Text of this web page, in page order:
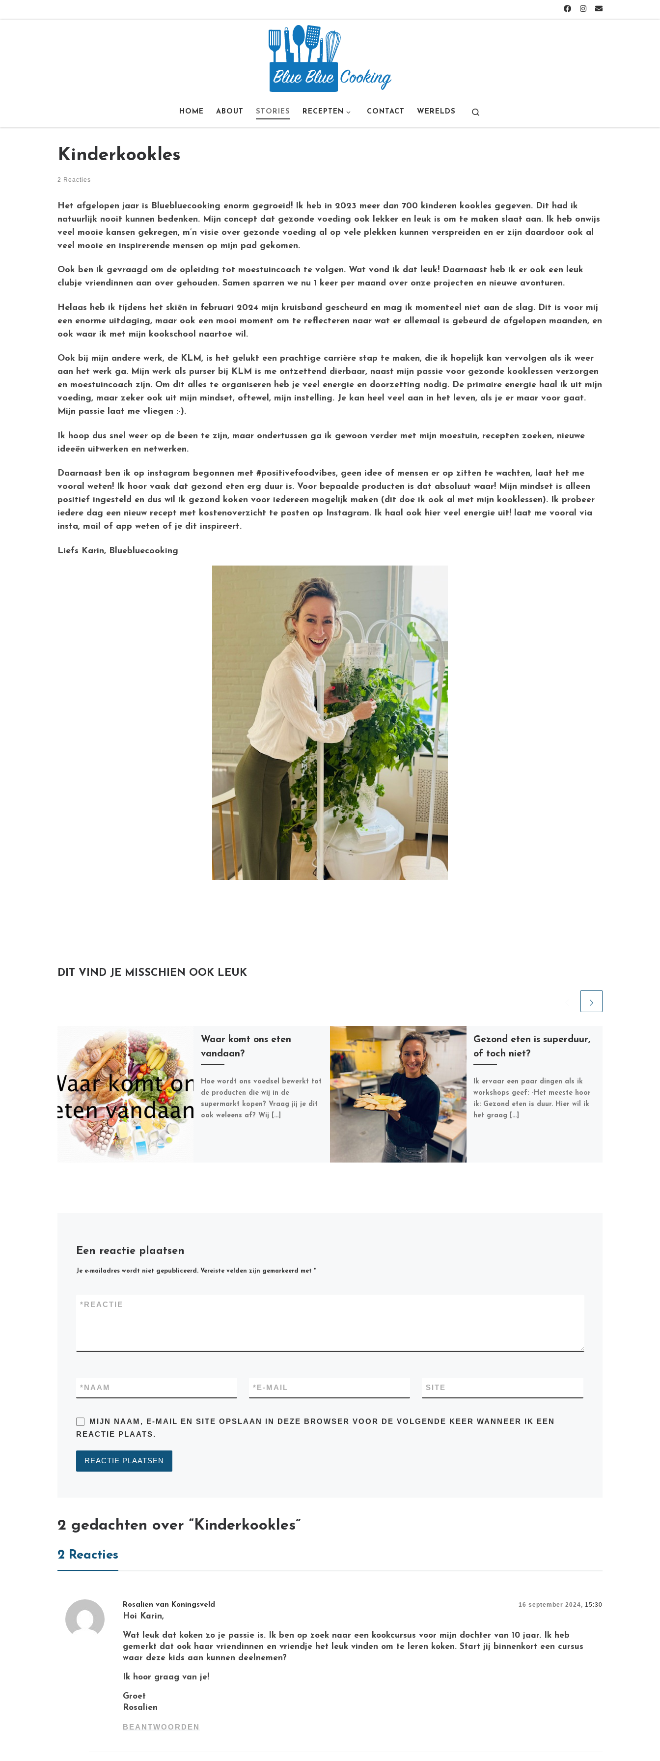
HOME ABOUT STORIES RECEPTEN CONTACT WERELDS
Kinderkookles
2 Reacties
Het afgelopen jaar is Bluebluecooking enorm gegroeid! Ik heb in 2023 meer dan 700 kinderen kookles gegeven. Dit had ik
natuurlijk nooit kunnen bedenken. Mijn concept dat gezonde voeding ook lekker en leuk is om te maken slaat aan. Ik heb onwijs
veel mooie kansen gekregen, m’n visie over gezonde voeding al op vele plekken kunnen verspreiden en er zijn daardoor ook al
veel mooie en inspirerende mensen op mijn pad gekomen.
Ook ben ik gevraagd om de opleiding tot moestuincoach te volgen. Wat vond ik dat leuk! Daarnaast heb ik er ook een leuk
clubje vriendinnen aan over gehouden. Samen sparren we nu 1 keer per maand over onze projecten en nieuwe avonturen.
Helaas heb ik tijdens het skiën in februari 2024 mijn kruisband gescheurd en mag ik momenteel niet aan de slag. Dit is voor mij
een enorme uitdaging, maar ook een mooi moment om te reflecteren naar wat er allemaal is gebeurd de afgelopen maanden, en
ook waar ik met mijn kookschool naartoe wil.
Ook bij mijn andere werk, de KLM, is het gelukt een prachtige carrière stap te maken, die ik hopelijk kan vervolgen als ik weer
aan het werk ga. Mijn werk als purser bij KLM is me ontzettend dierbaar, naast mijn passie voor gezonde kooklessen verzorgen
en moestuincoach zijn. Om dit alles te organiseren heb je veel energie en doorzetting nodig. De primaire energie haal ik uit mijn
voeding, maar zeker ook uit mijn mindset, oftewel, mijn instelling. Je kan heel veel aan in het leven, als je er maar voor gaat.
Mijn passie laat me vliegen :-).
Ik hoop dus snel weer op de been te zijn, maar ondertussen ga ik gewoon verder met mijn moestuin, recepten zoeken, nieuwe
ideeën uitwerken en netwerken.
Daarnaast ben ik op instagram begonnen met #positivefoodvibes, geen idee of mensen er op zitten te wachten, laat het me
vooral weten! Ik hoor vaak dat gezond eten erg duur is. Voor bepaalde producten is dat absoluut waar! Mijn mindset is alleen
positief ingesteld en dus wil ik gezond koken voor iedereen mogelijk maken (dit doe ik ook al met mijn kooklessen). Ik probeer
iedere dag een nieuw recept met kostenoverzicht te posten op Instagram. Ik haal ook hier veel energie uit! laat me vooral via
insta, mail of app weten of je dit inspireert.
Liefs Karin, Bluebluecooking
DIT VIND JE MISSCHIEN OOK LEUK
Waar komt ons eten
vandaan?
Hoe wordt ons voedsel bewerkt tot
de producten die wij in de
supermarkt kopen? Vraag jij je dit
ook weleens af? Wij […]
Gezond eten is superduur,
of toch niet?
Ik ervaar een paar dingen als ik
workshops geef: -Het meeste hoor
ik: Gezond eten is duur. Hier wil ik
het graag […]
Een reactie plaatsen
Je e-mailadres wordt niet gepubliceerd. Vereiste velden zijn gemarkeerd met *
REACTIE
*
NAAM
* E-MAIL
* SITE
MIJN NAAM, E-MAIL EN SITE OPSLAAN IN DEZE BROWSER VOOR DE VOLGENDE KEER WANNEER IK EEN
REACTIE PLAATS.
2 gedachten over “Kinderkookles”
2 Reacties
Rosalien van Koningsveld 16 september 2024, 15:30
Hoi Karin,
Wat leuk dat koken zo je passie is. Ik ben op zoek naar een kookcursus voor mijn dochter van 10 jaar. Ik heb
gemerkt dat ook haar vriendinnen en vriendje het leuk vinden om te leren koken. Start jij binnenkort een cursus
waar deze kids aan kunnen deelnemen?
Ik hoor graag van je!
Groet
Rosalien
BEANTWOORDEN